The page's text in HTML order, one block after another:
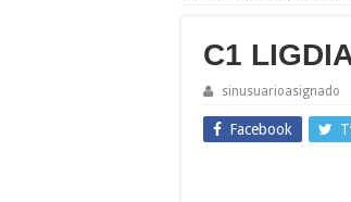
C1
sinusuarioasignado
Facebook